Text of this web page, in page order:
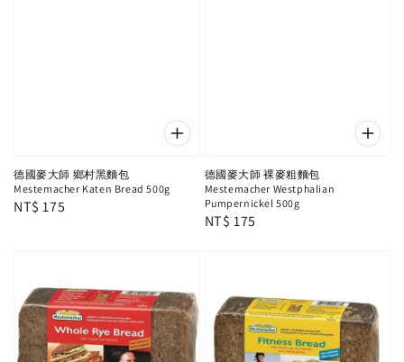
德國麥大師 鄉村黑麵包
Mestemacher Katen Bread 500g
Regular
NT$ 175
德國麥大師 裸麥粗麵包
Mestemacher Westphalian
Pumpernickel 500g
Regular
NT$ 175